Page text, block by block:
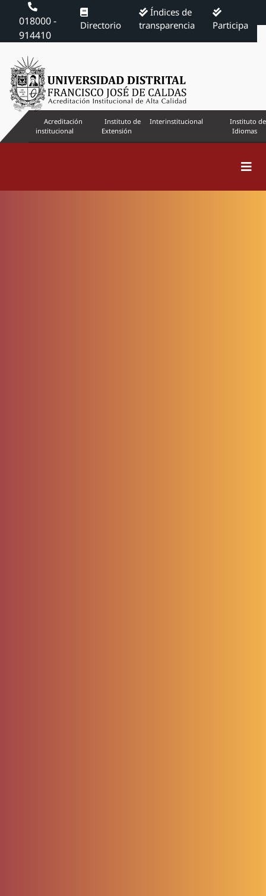
018000 -
914410
Directorio
Índices de
transparencia
Participa
Acreditación
institucional
Instituto de
Extensión
Interinstitucional
Instituto de
Idiomas